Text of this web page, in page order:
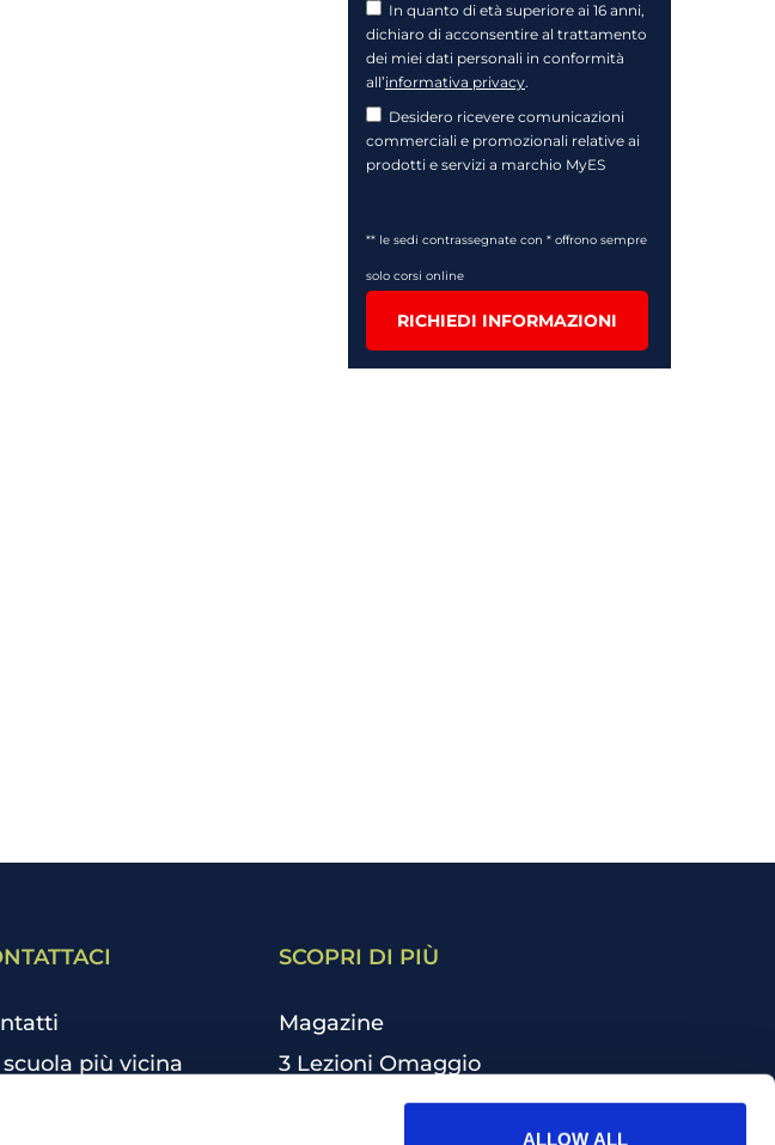
ALLOW ALL
In quanto di età superiore ai 16 anni,
dichiaro di acconsentire al trattamento
dei miei dati personali in conformità
all’informativa privacy.
Desidero ricevere comunicazioni
commerciali e promozionali relative ai
prodotti e servizi a marchio MyES
** le sedi contrassegnate con * offrono sempre
solo corsi online
RICHIEDI INFORMAZIONI
scuola più vicina
SCOPRI DI PIÙ
Magazine
3 Lezioni Omaggio